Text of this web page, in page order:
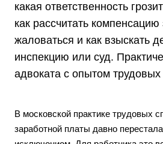
какая ответственность
как рассчитать компенсацию
жаловаться и как взыскать
инспекцию или суд.
адвоката с опытом трудовых
В московской практике трудовых
заработной платы давно